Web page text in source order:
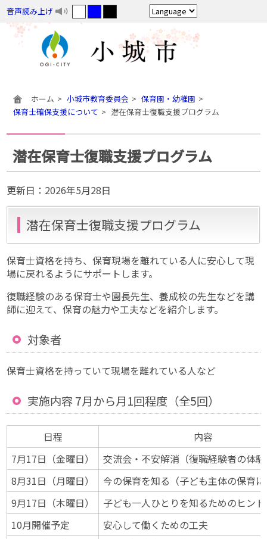
音声読み上げ
ホーム 小城市教育委員会
保育園・幼稚園
保育士確保支援について
潜在保育士復職支援プログラム
潜在保育士復職支援プログラム
更新日： 2026年5月28日
潜在保育士復職支援プログラム
保育士資格を持ち、保育現場を離れている人に安心して現
場に戻れるようにサポートします。
復職経験のある保育士や園長先生、養成校の先生などを講
師に迎えて、保育の魅力や工夫などを紹介します。
対象者
保育士資格を持っていて現場を離れている人など
実施内容 7月から月1回程度（全5回）
日程
内容
7月17日（金曜日）
交流会・不安解消（復職経験者の体
8月31日（月曜日）
今の保育を知る（子ども主体の保育
9月17日（木曜日）
子ども一人ひとりを知るためのヒント
10月開催予定
安心して働くための工夫